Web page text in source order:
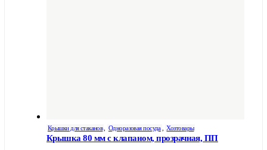
Крышки для стаканов Одноразовая посуда Хозтовары
Крышка 80 мм с клапаном, прозрачная, ПП